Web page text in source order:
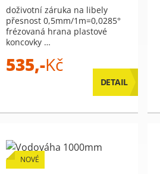
doživotní záruka na libely
přesnost 0,5mm/1m=0,0285°
frézovaná hrana plastové
koncovky …
535,-Kč
DETAIL
NOVÉ